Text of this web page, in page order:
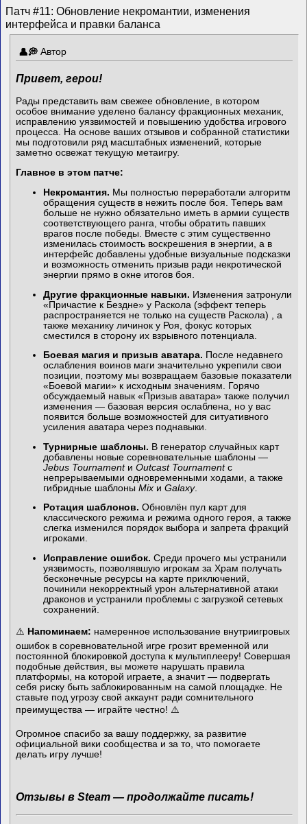
Патч #11: Обновление некромантии, изменения
интерфейса и правки баланса
Автор
Привет, герои!
Рады представить вам свежее обновление, в котором
особое внимание уделено балансу фракционных механик,
исправлению уязвимостей и повышению удобства игрового
процесса. На основе ваших отзывов и собранной статистики
мы подготовили ряд масштабных изменений, которые
заметно освежат текущую метаигру.
Главное в этом патче:
Некромантия. Мы полностью переработали алгоритм
обращения существ в нежить после боя. Теперь вам
больше не нужно обязательно иметь в армии существ
соответствующего ранга, чтобы обратить павших
врагов после победы. Вместе с этим существенно
изменилась стоимость воскрешения в энергии, а в
интерфейс добавлены удобные визуальные подсказки
и возможность отменить призыв ради некротической
энергии прямо в окне итогов боя.
Другие фракционные навыки. Изменения затронули
«Причастие к Бездне» у Раскола (эффект теперь
распространяется не только на существ Раскола) , а
также механику личинок у Роя, фокус которых
сместился в сторону их взрывного потенциала.
Боевая магия и призыв аватара. После недавнего
ослабления воинов маги значительно укрепили свои
позиции, поэтому мы возвращаем базовые показатели
«Боевой магии» к исходным значениям. Горячо
обсуждаемый навык «Призыв аватара» также получил
изменения — базовая версия ослаблена, но у вас
появится больше возможностей для ситуативного
усиления аватара через поднавыки.
Турнирные шаблоны. В генератор случайных карт
добавлены новые соревновательные шаблоны —
Jebus TournamentиOutcast Tournamentс
непрерываемыми одновременными ходами, а также
гибридные шаблоныMix иGalaxy.
Ротация шаблонов. Обновлён пул карт для
классического режима и режима одного героя, а также
слегка изменился порядок выбора и запрета фракций
игроками.
Исправление ошибок. Среди прочего мы устранили
уязвимость, позволявшую игрокам за Храм получать
бесконечные ресурсы на карте приключений,
починили некорректный урон альтернативной атаки
драконов и устранили проблемы с загрузкой сетевых
сохранений.
⚠️ Напоминаем: намеренное использование внутриигровых
ошибок в соревновательной игре грозит временной или
постоянной блокировкой доступа к мультиплееру! Совершая
подобные действия, вы можете нарушать правила
платформы, на которой играете, а значит — подвергать
себя риску быть заблокированным на самой площадке. Не
ставьте под угрозу свой аккаунт ради сомнительного
преимущества — играйте честно! ⚠️
Огромное спасибо за вашу поддержку, за развитие
официальной вики сообщества и за то, что помогаете
делать игру лучше!
Отзывы в Steam — продолжайте писать!